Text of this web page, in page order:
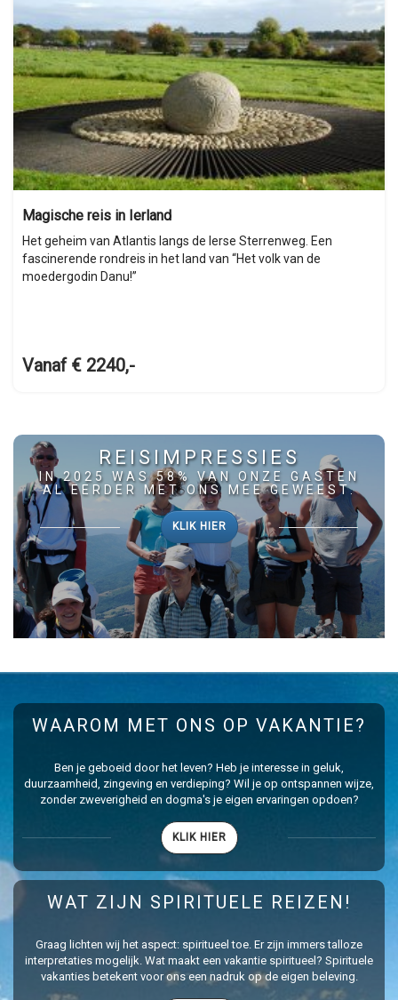
Magische reis in Ierland
Het geheim van Atlantis langs de Ierse Sterrenweg. Een
fascinerende rondreis in het land van “Het volk van de
moedergodin Danu!”
Vanaf € 2240,-
REISIMPRESSIES
IN 2025 WAS 58% VAN ONZE GASTEN
AL EERDER MET ONS MEE GEWEEST.
KLIK HIER
WAAROM MET ONS OP VAKANTIE?
Ben je geboeid door het leven? Heb je interesse in geluk,
duurzaamheid, zingeving en verdieping? Wil je op ontspannen wijze,
zonder zweverigheid en dogma's je eigen ervaringen opdoen?
KLIK HIER
WAT ZIJN SPIRITUELE REIZEN!
Graag lichten wij het aspect: spiritueel toe. Er zijn immers talloze
interpretaties mogelijk. Wat maakt een vakantie spiritueel? Spirituele
vakanties betekent voor ons een nadruk op de eigen beleving.